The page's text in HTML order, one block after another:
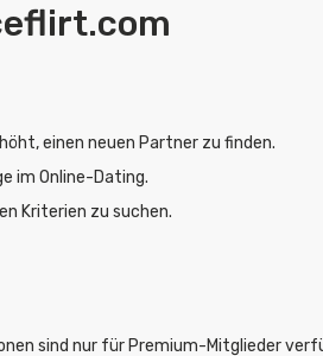
einen neuen Partner zu finden.
im Online-Dating.
Kriterien zu suchen.
sind nur für Premium-Mitglieder